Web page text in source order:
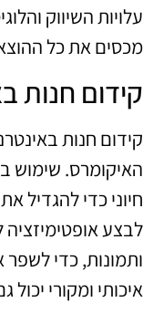
עלויות השיווק
מכסים את כל
קידום חנות
קידום חנות
חיוני כדי להגדיל
לבצע אופטימיזציה
ותמונות, כדי לשפר
איכותי ומקורי